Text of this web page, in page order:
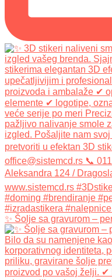
✨ Šolje sa gravurom –